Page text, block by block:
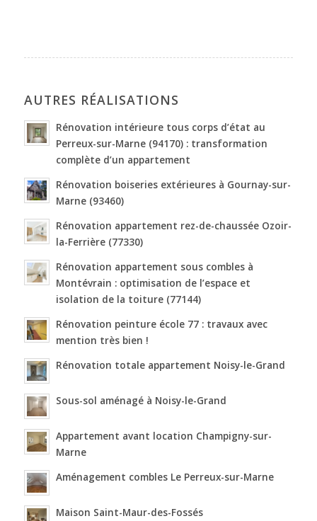
AUTRES RÉALISATIONS
Rénovation intérieure tous corps d’état au
Perreux-sur-Marne (94170) : transformation
complète d’un appartement
Rénovation boiseries extérieures à Gournay-sur-
Marne (93460)
Rénovation appartement rez-de-chaussée Ozoir-
la-Ferrière (77330)
Rénovation appartement sous combles à
Montévrain : optimisation de l’espace et
isolation de la toiture (77144)
Rénovation peinture école 77 : travaux avec
mention très bien !
Rénovation totale appartement Noisy-le-Grand
Sous-sol aménagé à Noisy-le-Grand
Appartement avant location Champigny-sur-
Marne
Aménagement combles Le Perreux-sur-Marne
Maison Saint-Maur-des-Fossés